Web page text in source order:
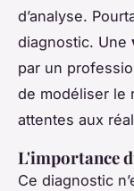
d’analyse.
diagnostic. Une
par un
de modéliser le
attentes aux
L'importance
Ce diagnostic